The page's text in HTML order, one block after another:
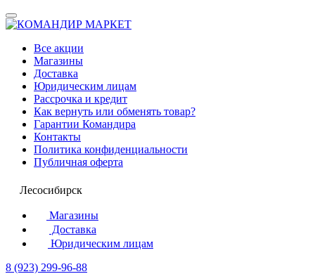
Все акции
Магазины
Доставка
Юридическим лицам
Рассрочка и кредит
Как вернуть или обменять товар?
Гарантии Командира
Контакты
Политика конфиденциальности
Публичная оферта
Лесосибирск
Магазины
Доставка
Юридическим лицам
8 (923) 299-96-88